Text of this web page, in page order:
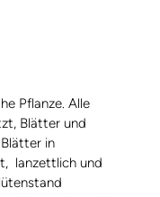
Pflanze. Alle
Blätter und
in
lanzettlich und